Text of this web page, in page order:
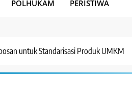
POLHUKAM PERISTIWA
untuk Standarisasi Produk UMKM